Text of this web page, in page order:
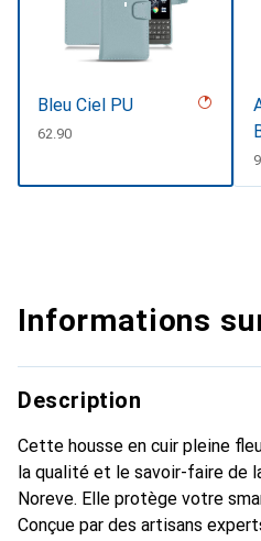
Bleu Ciel PU
CHF
62.90
Informations
Description
Cette housse en cuir pleine
la qualité et le savoir-faire de
Noreve. Elle protège votre
Conçue par des artisans